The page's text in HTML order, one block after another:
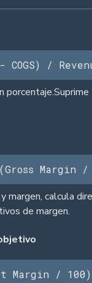
/
Margin /
margen, calcula
de margen.
Margin / 100)